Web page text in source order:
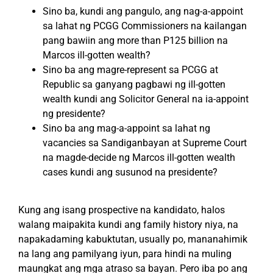
Sino ba, kundi ang pangulo, ang nag-a-appoint
sa lahat ng PCGG Commissioners na kailangan
pang bawiin ang more than P125 billion na
Marcos ill-gotten wealth?
Sino ba ang magre-represent sa PCGG at
Republic sa ganyang pagbawi ng ill-gotten
wealth kundi ang Solicitor General na ia-appoint
ng presidente?
Sino ba ang mag-a-appoint sa lahat ng
vacancies sa Sandiganbayan at Supreme Court
na magde-decide ng Marcos ill-gotten wealth
cases kundi ang susunod na presidente?
Kung ang isang prospective na kandidato, halos
walang maipakita kundi ang family history niya, na
napakadaming kabuktutan, usually po, mananahimik
na lang ang pamilyang iyun, para hindi na muling
maungkat ang mga atraso sa bayan. Pero iba po ang